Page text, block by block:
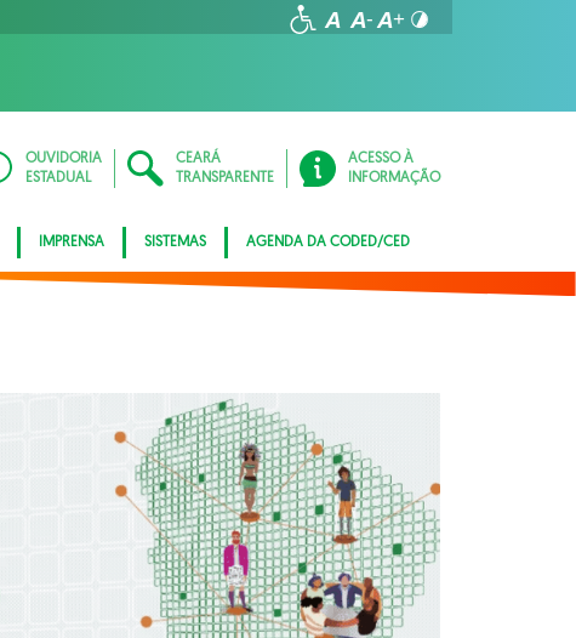
OUVIDORIA
ESTADUAL
CEARÁ
TRANSPARENTE
ACESSO À
INFORMAÇÃO
IMPRENSA SISTEMAS AGENDA DA CODED/CED